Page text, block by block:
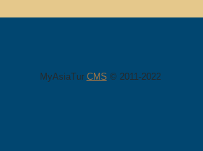
MyAsiaTur CMS © 2011-2022